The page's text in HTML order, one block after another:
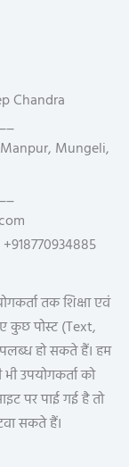
Chandra
Mungeli,
तक शिक्षा एवं
कुछ पोस्ट (Text,
हो सकते हैं। हम
उपयोगकर्ता को
पर पाई गई है तो
सकते हैं।